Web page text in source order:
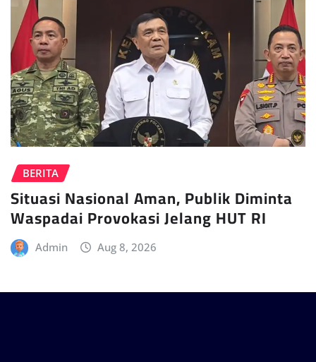
BERITA
Situasi Nasional Aman, Publik Diminta
Waspadai Provokasi Jelang HUT RI
Admin Aug 8, 2026